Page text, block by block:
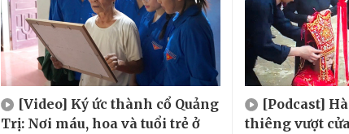
[Video] Ký ức thành cổ Quảng
Trị: Nơi máu, hoa và tuổi trẻ ở
[Podcast]
thiêng vượt